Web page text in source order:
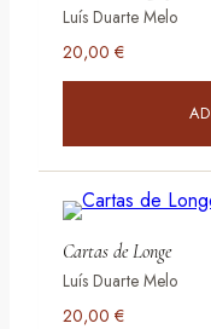
Luís Duarte Melo
20,00 €
Cartas de Longe
Luís Duarte Melo
20,00 €